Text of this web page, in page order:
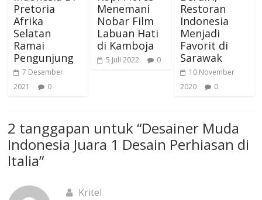
Pretoria
Afrika
Selatan
Ramai
Pengunjung
7 Desember
2021
0
Menemani
Nobar Film
Labuan Hati
di Kamboja
5 Juli 2022 0
Restoran
Indonesia
Menjadi
Favorit di
Sarawak
10 November
2020
0
2 tanggapan untuk “Desainer Muda
Indonesia Juara 1 Desain Perhiasan di
Italia”
Kritel